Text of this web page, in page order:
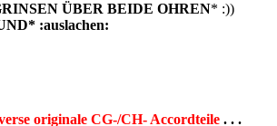
ÜBER BEIDE OHREN* :))
:auslachen:
originale CG-/CH- Accordteile. . .